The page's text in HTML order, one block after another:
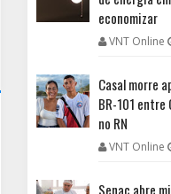
economizar
VNT Online
Casal morre
BR-101 entre
no RN
VNT Online
Senac abre